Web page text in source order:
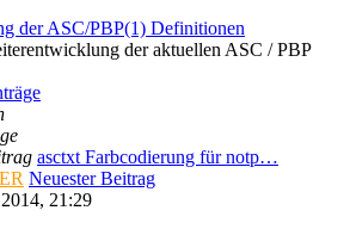
der ASC/PBP(1) Definitionen
der aktuellen ASC / PBP
asctxt Farbcodierung für notp…
Neuester Beitrag
21:29